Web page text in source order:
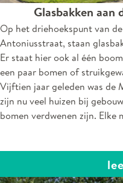
Glasbakken aan
Op het driehoekspunt van
Antoniusstraat, staan
Er staat hier ook al één
een paar bomen of
Vijftien jaar geleden was de
zijn nu veel huizen bij
bomen verdwenen zijn.